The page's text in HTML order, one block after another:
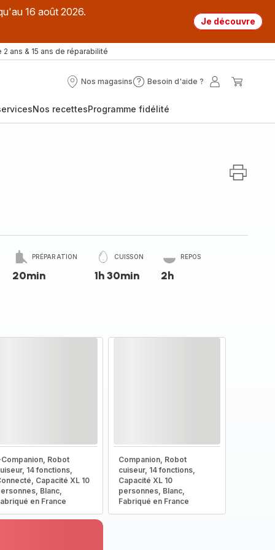
16 août 2026.
Je découvre
2 ans & 15 ans de réparabilité
Nos magasins
Nos
Besoin d'aide ?
Besoin
?
Mon
Nos recettesProgramme fidélité
PRÉPARATION
20min
CUISSON
1h 30min
REPOS
2h
Robot
14 fonctions,
Capacité XL 10
Blanc,
en France
Companion, Robot
cuiseur, 14 fonctions,
Capacité XL 10
personnes, Blanc,
Fabriqué en France